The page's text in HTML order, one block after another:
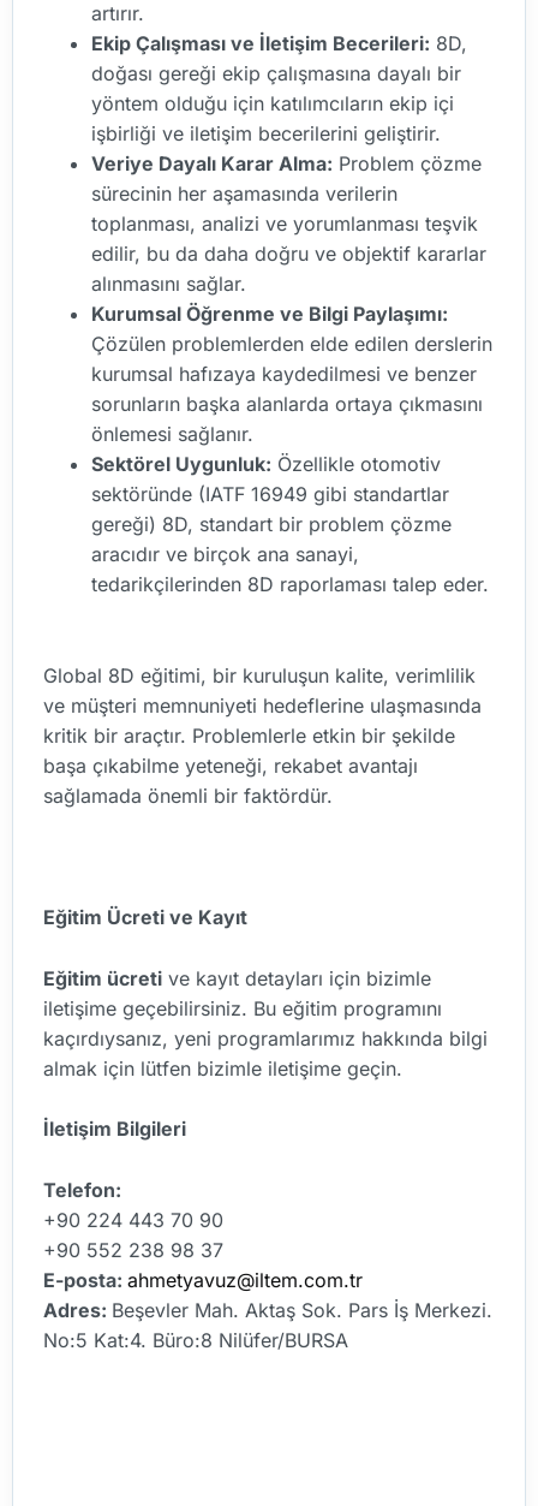
artırır.
Ekip Çalışması ve İletişim Becerileri: 8D,
doğası gereği ekip çalışmasına dayalı bir
yöntem olduğu için katılımcıların ekip içi
işbirliği ve iletişim becerilerini geliştirir.
Veriye Dayalı Karar Alma: Problem çözme
sürecinin her aşamasında verilerin
toplanması, analizi ve yorumlanması teşvik
edilir, bu da daha doğru ve objektif kararlar
alınmasını sağlar.
Kurumsal Öğrenme ve Bilgi Paylaşımı:
Çözülen problemlerden elde edilen derslerin
kurumsal hafızaya kaydedilmesi ve benzer
sorunların başka alanlarda ortaya çıkmasını
önlemesi sağlanır.
Sektörel Uygunluk: Özellikle otomotiv
sektöründe (IATF 16949 gibi standartlar
gereği) 8D, standart bir problem çözme
aracıdır ve birçok ana sanayi,
tedarikçilerinden 8D raporlaması talep eder.
Global 8D eğitimi, bir kuruluşun kalite, verimlilik
ve müşteri memnuniyeti hedeflerine ulaşmasında
kritik bir araçtır. Problemlerle etkin bir şekilde
başa çıkabilme yeteneği, rekabet avantajı
sağlamada önemli bir faktördür.
Eğitim Ücreti ve Kayıt
Eğitim ücreti ve kayıt detayları için bizimle
iletişime geçebilirsiniz. Bu eğitim programını
kaçırdıysanız, yeni programlarımız hakkında bilgi
almak için lütfen bizimle iletişime geçin.
İletişim Bilgileri
Telefon:
+90 224 443 70 90
+90 552 238 98 37
E-posta: ahmetyavuz@iltem.com.tr
Adres: Beşevler Mah. Aktaş Sok. Pars İş Merkezi.
No:5 Kat:4. Büro:8 Nilüfer/BURSA